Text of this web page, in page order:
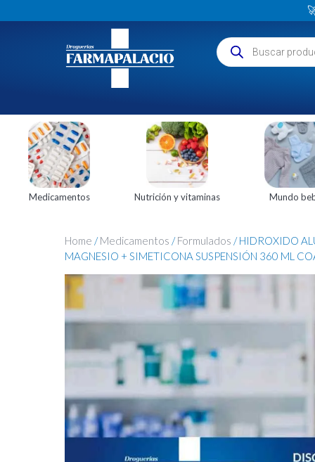
Medicamentos Nutrición y vitaminas Mundo
Home /Medicamentos /Formulados / HIDROXIDO
MAGNESIO + SIMETICONA SUSPENSIÓN 360 ML